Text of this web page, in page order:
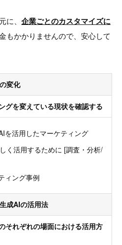
、 企業ごとのカスタマイズに
もかかりませんので、安心して
変化
グを変えている現状を確認する
を活用したマーケティング
く活用するために [調査・分析/
ィング事例
成AIの活用法
それぞれの場面における活用方